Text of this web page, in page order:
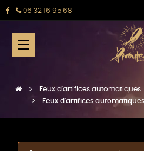
06 32 16 95 68
Basculer
la
☰
Feux d'artifices automatiques
Feux d'artifices